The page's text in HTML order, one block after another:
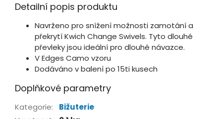
Detailní popis produktu
Navrženo pro snížení možnosti zamotání a
překrytí Kwich Change Swivels. Tyto dlouhé
převleky jsou ideální pro dlouhé návazce.
V Edges Camo vzoru
Dodáváno v balení po 15ti kusech
Doplňkové parametry
Kategorie:
Bižuterie